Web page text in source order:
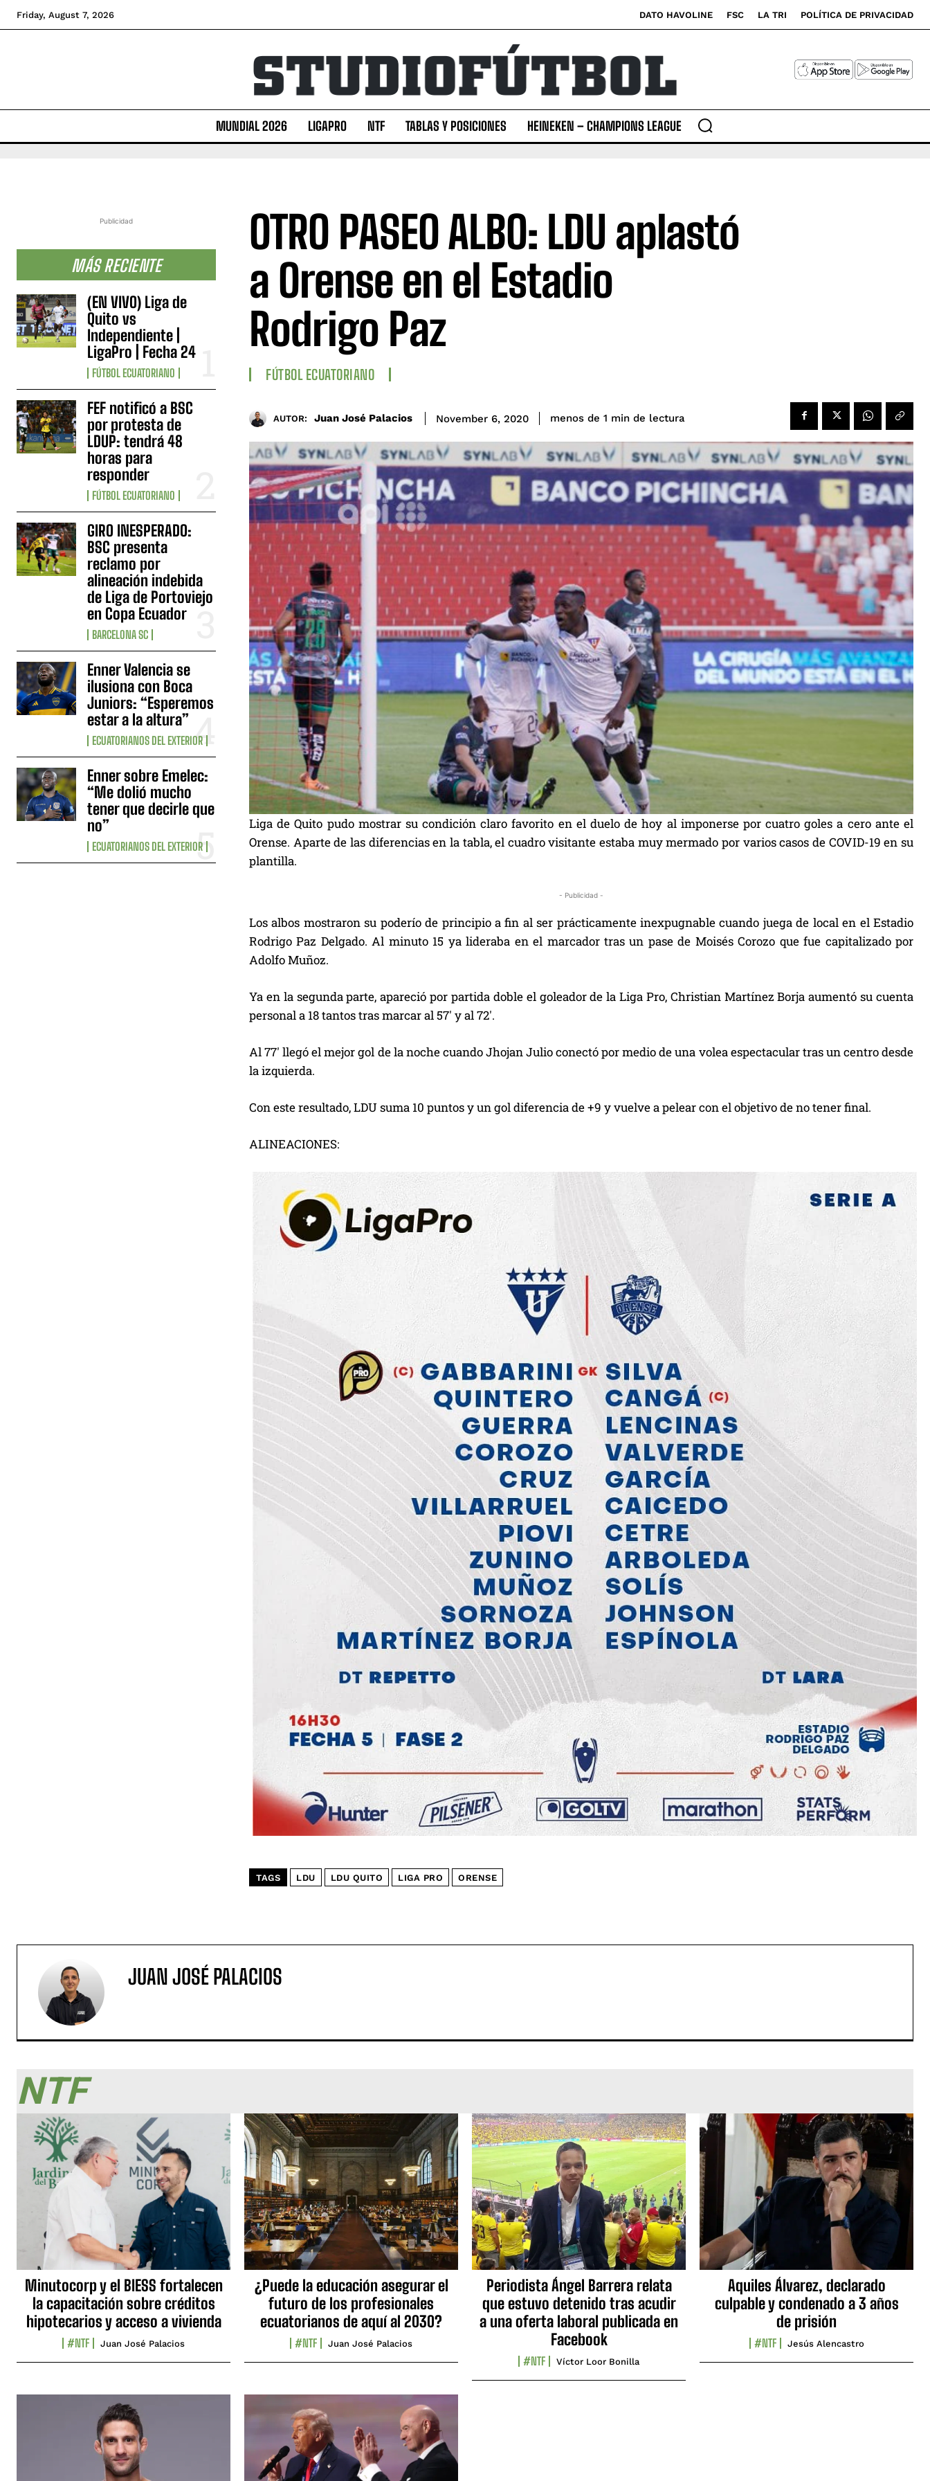
Friday, August 7, 2026 DATO HAVOLINE FSC LA TRI POLÍTICA DE PRIVACIDAD
MUNDIAL 2026 LIGAPRO NTF TABLAS Y POSICIONES HEINEKEN – CHAMPIONS LEAGUE
Publicidad
MÁS RECIENTE
(EN VIVO) Liga de
Quito vs
Independiente |
LigaPro | Fecha 24
FÚTBOL ECUATORIANO
FEF notificó a BSC
por protesta de
LDUP: tendrá 48
horas para
responder
FÚTBOL ECUATORIANO
GIRO INESPERADO:
BSC presenta
reclamo por
alineación indebida
de Liga de Portoviejo
en Copa Ecuador
BARCELONA SC
Enner Valencia se
ilusiona con Boca
Juniors: “Esperemos
estar a la altura”
ECUATORIANOS DEL EXTERIOR
Enner sobre Emelec:
“Me dolió mucho
tener que decirle que
no”
ECUATORIANOS DEL EXTERIOR
OTRO PASEO ALBO: LDU aplastó
a Orense en el Estadio
Rodrigo Paz
FÚTBOL ECUATORIANO
AUTOR: Juan José Palacios November 6, 2020 menos de 1 min de lectura
Liga de Quito pudo mostrar su condición claro favorito en el duelo de hoy al imponerse por cuatro goles a cero ante el
Orense. Aparte de las diferencias en la tabla, el cuadro visitante estaba muy mermado por varios casos de COVID-19 en su
plantilla.
- Publicidad -
Los albos mostraron su poderío de principio a fin al ser prácticamente inexpugnable cuando juega de local en el Estadio
Rodrigo Paz Delgado. Al minuto 15 ya lideraba en el marcador tras un pase de Moisés Corozo que fue capitalizado por
Adolfo Muñoz.
Ya en la segunda parte, apareció por partida doble el goleador de la Liga Pro, Christian Martínez Borja aumentó su cuenta
personal a 18 tantos tras marcar al 57′ y al 72′.
Al 77′ llegó el mejor gol de la noche cuando Jhojan Julio conectó por medio de una volea espectacular tras un centro desde
la izquierda.
Con este resultado, LDU suma 10 puntos y un gol diferencia de +9 y vuelve a pelear con el objetivo de no tener final.
ALINEACIONES:
TAGS LDU LDU QUITO LIGA PRO ORENSE
JUAN JOSÉ PALACIOS
NTF
Minutocorp y el BIESS fortalecen
la capacitación sobre créditos
hipotecarios y acceso a vivienda
#NTF Juan José Palacios
¿Puede la educación asegurar el
futuro de los profesionales
ecuatorianos de aquí al 2030?
#NTF Juan José Palacios
Periodista Ángel Barrera relata
que estuvo detenido tras acudir
a una oferta laboral publicada en
Facebook
#NTF Víctor Loor Bonilla
Aquiles Álvarez, declarado
culpable y condenado a 3 años
de prisión
#NTF Jesús Alencastro